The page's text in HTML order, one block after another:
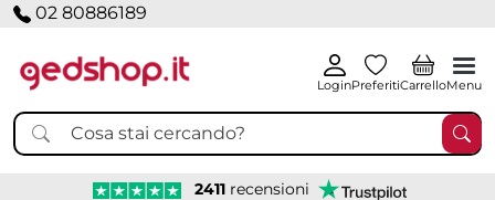
02 80886189
LoginPreferitiCarrelloMenu
2411 recensioni